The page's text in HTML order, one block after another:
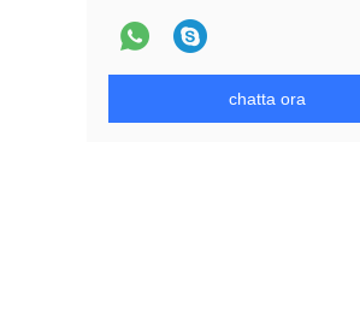
chatta ora